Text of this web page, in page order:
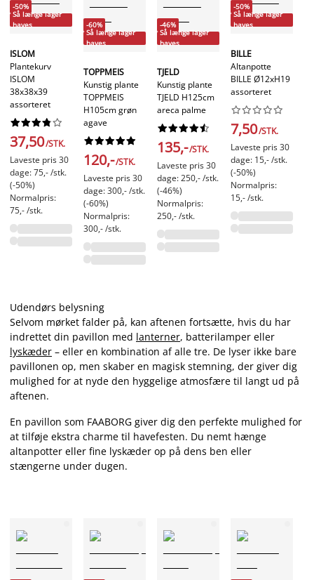
-50%
Så længe lager
haves
ISLOM
Plantekurv
ISLOM
38x38x39
assorteret






37,50/STK.
Laveste pris 30
dage: 75,- /stk.
(-50%)
Normalpris:
75,- /stk.
-60%
Så længe lager
haves
TOPPMEIS
Kunstig plante
TOPPMEIS
H105cm grøn
agave






120,-/STK.
Laveste pris 30
dage: 300,- /stk.
(-60%)
Normalpris:
300,- /stk.
-46%
Så længe lager
haves
TJELD
Kunstig plante
TJELD H125cm
areca palme






135,-/STK.
Laveste pris 30
dage: 250,- /stk.
(-46%)
Normalpris:
250,- /stk.
-50%
Så længe lager
haves
BILLE
Altanpotte
BILLE Ø12xH19
assorteret






7,50/STK.
Laveste pris 30
dage: 15,- /stk.
(-50%)
Normalpris:
15,- /stk.
Udendørs belysning
Selvom mørket falder på, kan aftenen fortsætte, hvis du har
indrettet din pavillon med lanterner, batterilamper eller
lyskæder – eller en kombination af alle tre. De lyser ikke bare
pavillonen op, men skaber en magisk stemning, der giver dig
mulighed for at nyde den hyggelige atmosfære til langt ud på
aftenen.
En pavillon som FAABORG giver dig den perfekte mulighed for
at tilføje ekstra charme til havefesten. Du nemt hænge
altanpotter eller fine lyskæder op på dens ben eller
stængerne under dugen.